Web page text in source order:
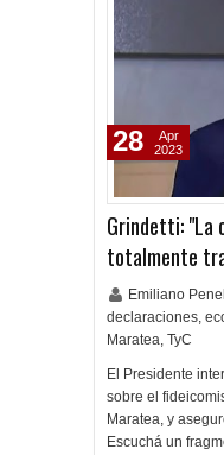
Grindetti: "La
totalmente
Emiliano
declaraciones,
Maratea, TyC
El Presidente
sobre el
Maratea, y
Escuchá un
28
Apr
2023